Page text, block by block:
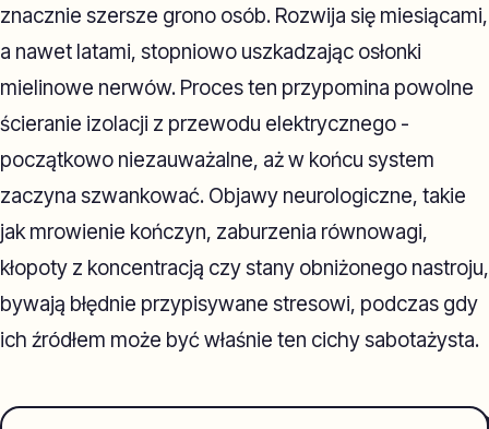
znacznie szersze grono osób. Rozwija się miesiącami,
a nawet latami, stopniowo uszkadzając osłonki
mielinowe nerwów. Proces ten przypomina powolne
ścieranie izolacji z przewodu elektrycznego -
początkowo niezauważalne, aż w końcu system
zaczyna szwankować. Objawy neurologiczne, takie
jak mrowienie kończyn, zaburzenia równowagi,
kłopoty z koncentracją czy stany obniżonego nastroju,
bywają błędnie przypisywane stresowi, podczas gdy
ich źródłem może być właśnie ten cichy sabotażysta.